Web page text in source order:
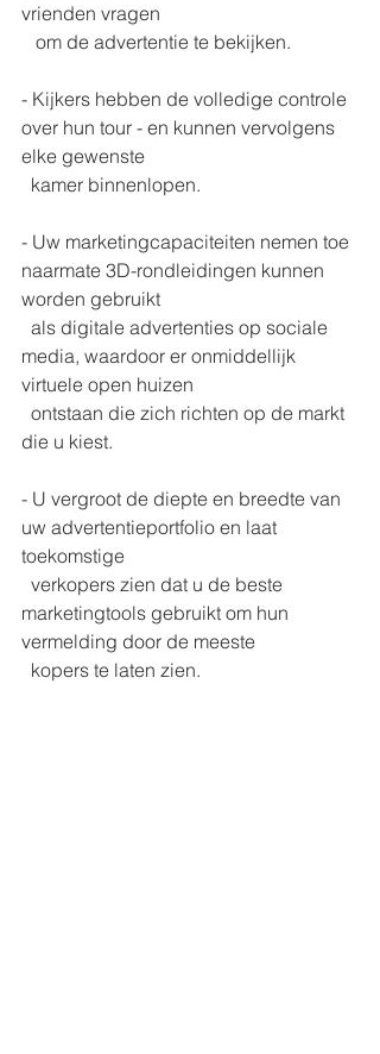
vrienden vragen
   om de advertentie te bekijken.
- Kijkers hebben de volledige controle
over hun tour - en kunnen vervolgens
elke gewenste
  kamer binnenlopen.
- Uw marketingcapaciteiten nemen toe
naarmate 3D-rondleidingen kunnen
worden gebruikt
media, waardoor er onmiddellijk
virtuele open huizen
die u kiest.
- U vergroot de diepte en breedte van
uw advertentieportfolio en laat
toekomstige
marketingtools gebruikt om hun
vermelding door de meeste
  kopers te laten zien.